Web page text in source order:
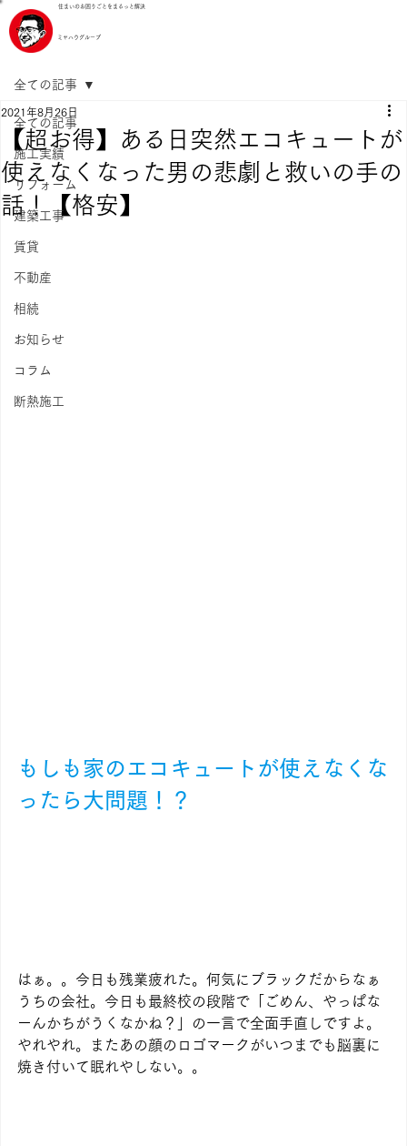
ミヤハウグループ
住まいのお困りごとをまるっと解決
全ての記事
施工実績
リフォーム
建築工事
賃貸
不動産
相続
お知らせ
コラム
断熱施工
全ての記事
【超お得】ある日突然エコキュートが
使えなくなった男の悲劇と救いの手の
話！【格安】
2021年8月26日
もしも家のエコキュートが使えなくな
ったら大問題！？
はぁ。。今日も残業疲れた。何気にブラックだからなぁ
うちの会社。今日も最終校の段階で「ごめん、やっぱな
ーんかちがうくなかね？」の一言で全面手直しですよ。
やれやれ。またあの顔のロゴマークがいつまでも脳裏に
焼き付いて眠れやしない。。